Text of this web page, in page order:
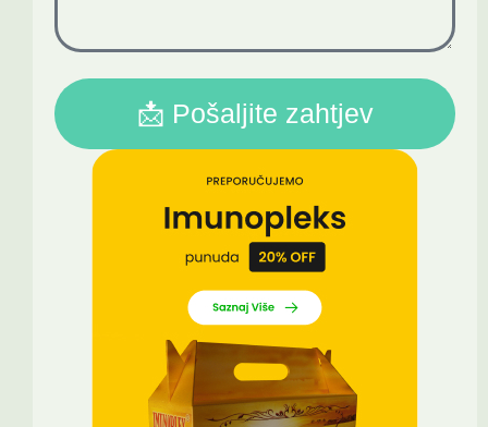
📩 Pošaljite zahtjev